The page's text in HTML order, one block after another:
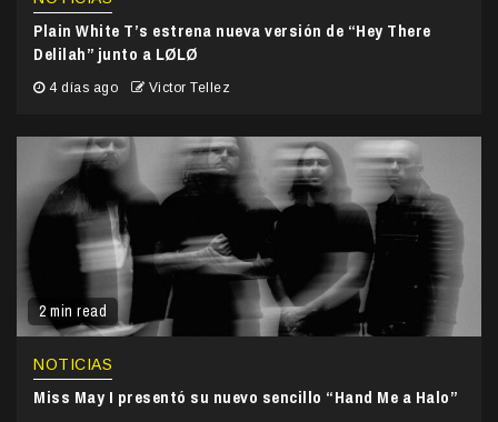
Plain White T’s estrena nueva versión de “Hey There
Delilah” junto a LØLØ
4 días ago Victor Tellez
2 min read
NOTICIAS
Miss May I presentó su nuevo sencillo “Hand Me a Halo”